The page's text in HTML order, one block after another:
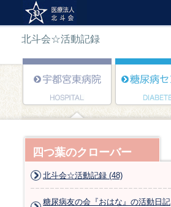
北斗会☆活動記録
四つ葉のクローバー
北斗会☆活動記録 (48)
糖尿病友の会『おはな』の活動日記